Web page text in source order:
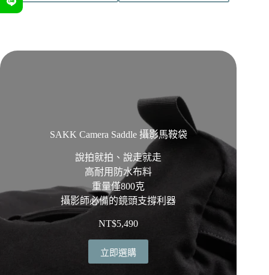
SAKK Camera Saddle 攝影馬鞍袋
說拍就拍、說走就走
高耐用防水布料
重量僅800克
攝影師必備的鏡頭支撐利器
NT$5,490
立即選購